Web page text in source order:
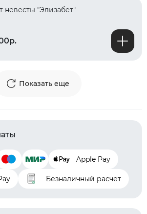
невесты "Элизабет"
Показать еще
Apple Pay
Безналичный расчет